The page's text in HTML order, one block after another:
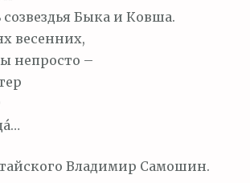
Быка и Ковша.
весенних,
непросто –
Владимир Самошин.